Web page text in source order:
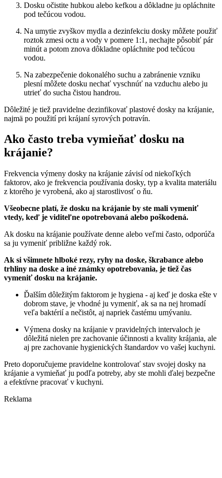
Dosku očistite hubkou alebo kefkou a dôkladne ju opláchnite
pod tečúcou vodou.
Na umytie zvyškov mydla a dezinfekciu dosky môžete použiť
roztok zmesi octu a vody v pomere 1:1, nechajte pôsobiť pár
minút a potom znova dôkladne opláchnite pod tečúcou
vodou.
Na zabezpečenie dokonalého suchu a zabránenie vzniku
plesní môžete dosku nechať vyschnúť na vzduchu alebo ju
utrieť do sucha čistou handrou.
Dôležité je tiež pravidelne dezinfikovať plastové dosky na krájanie,
najmä po použití pri krájaní syrových potravín.
Ako často treba vymieňať dosku na
krájanie?
Frekvencia výmeny dosky na krájanie závisí od niekoľkých
faktorov, ako je frekvencia používania dosky, typ a kvalita materiálu
z ktorého je vyrobená, ako aj starostlivosť o ňu.
Všeobecne platí, že dosku na krájanie by ste mali vymeniť
vtedy, keď je viditeľne opotrebovaná alebo poškodená.
Ak dosku na krájanie používate denne alebo veľmi často, odporúča
sa ju vymeniť približne každý rok.
Ak si všimnete hlboké rezy, ryhy na doske, škrabance alebo
trhliny na doske a iné známky opotrebovania, je tiež čas
vymeniť dosku na krájanie.
Ďalším dôležitým faktorom je hygiena - aj keď je doska ešte v
dobrom stave, je vhodné ju vymeniť, ak sa na nej hromadí
veľa baktérií a nečistôt, aj napriek častému umývaniu.
Výmena dosky na krájanie v pravidelných intervaloch je
dôležitá nielen pre zachovanie účinnosti a kvality krájania, ale
aj pre zachovanie hygienických štandardov vo vašej kuchyni.
Preto doporučujeme pravidelne kontrolovať stav svojej dosky na
krájanie a vymieňať ju podľa potreby, aby ste mohli ďalej bezpečne
a efektívne pracovať v kuchyni.
Reklama